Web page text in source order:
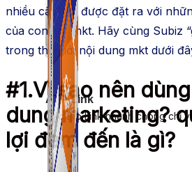
ATP Link
Tạo Bio Link nhanh chóng chỉ
nhiều câu hỏi được đặt ra với
của content mkt. Hãy cùng Subiz
trong thế giới nội dung mkt dưới
#1.Vì sao nên dùng
dungmarketing?
lợi đem đến là gì?